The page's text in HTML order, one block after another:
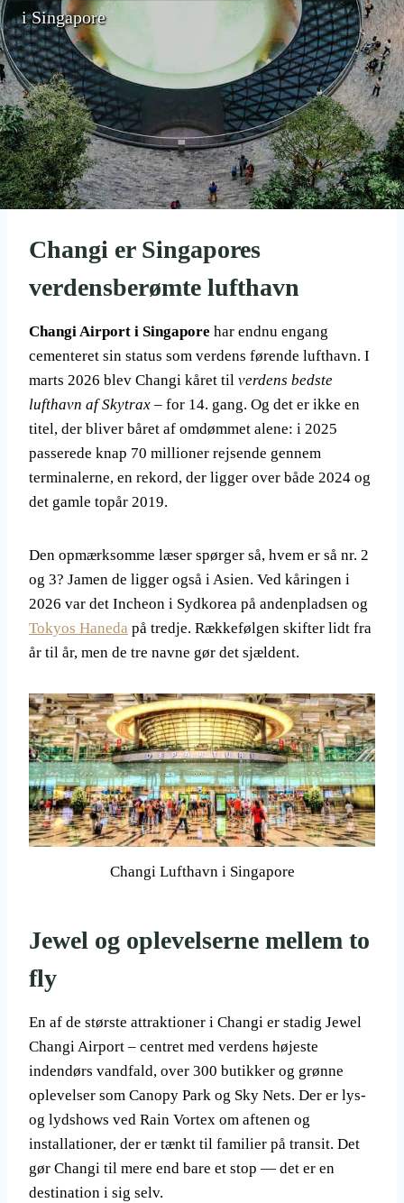
i Singapore
Changi er Singapores
verdensberømte lufthavn
Changi Airport i Singapore har endnu engang
cementeret sin status som verdens førende lufthavn. I
marts 2026 blev Changi kåret til verdens bedste
lufthavn af Skytrax – for 14. gang. Og det er ikke en
titel, der bliver båret af omdømmet alene: i 2025
passerede knap 70 millioner rejsende gennem
terminalerne, en rekord, der ligger over både 2024 og
det gamle topår 2019.
Den opmærksomme læser spørger så, hvem er så nr. 2
og 3? Jamen de ligger også i Asien. Ved kåringen i
2026 var det Incheon i Sydkorea på andenpladsen og
Tokyos Haneda på tredje. Rækkefølgen skifter lidt fra
år til år, men de tre navne gør det sjældent.
Changi Lufthavn i Singapore
Jewel og oplevelserne mellem to
fly
En af de største attraktioner i Changi er stadig Jewel
Changi Airport – centret med verdens højeste
indendørs vandfald, over 300 butikker og grønne
oplevelser som Canopy Park og Sky Nets. Der er lys-
og lydshows ved Rain Vortex om aftenen og
installationer, der er tænkt til familier på transit. Det
gør Changi til mere end bare et stop — det er en
destination i sig selv.